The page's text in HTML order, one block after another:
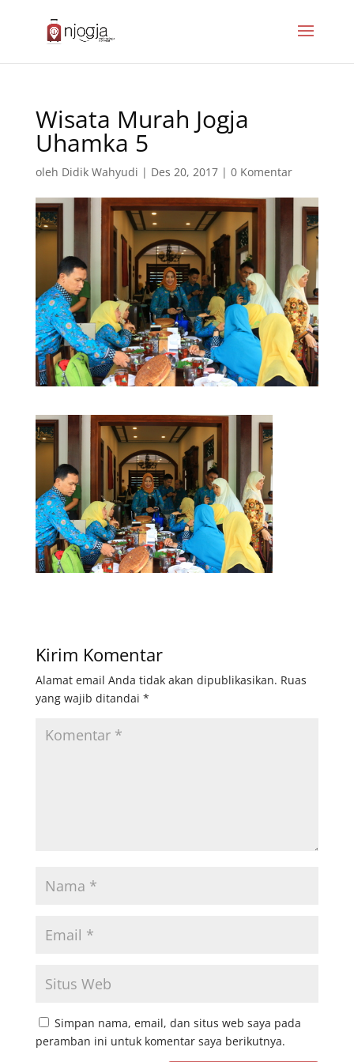
Wisata Murah Jogja
Uhamka 5
oleh Didik Wahyudi | Des 20, 2017| 0 Komentar
Kirim Komentar
Alamat email Anda tidak akan dipublikasikan. Ruas
yang wajib ditandai *
Simpan nama, email, dan situs web saya pada
peramban ini untuk komentar saya berikutnya.